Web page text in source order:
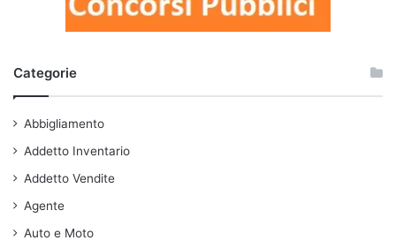
Categorie
Abbigliamento
Addetto Inventario
Addetto Vendite
Agente
Auto e Moto